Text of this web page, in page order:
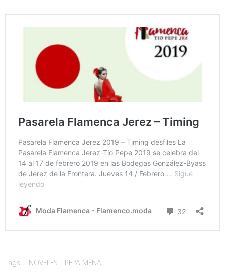
Tags: NOVELES PEPA MENA